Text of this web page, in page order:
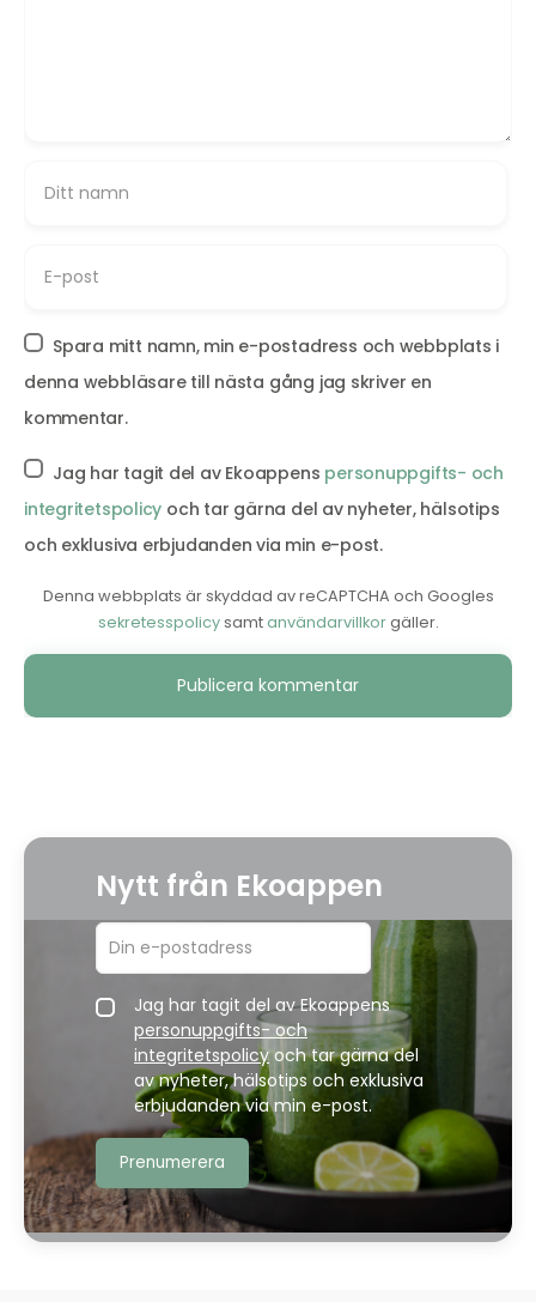
Spara mitt namn, min e-postadress och webbplats i
denna webbläsare till nästa gång jag skriver en
kommentar.
Jag har tagit del av Ekoappens personuppgifts- och
integritetspolicy och tar gärna del av nyheter, hälsotips
och exklusiva erbjudanden via min e-post.
Denna webbplats är skyddad av reCAPTCHA och Googles
sekretesspolicysamtanvändarvillkorgäller.
Alternative:
Nytt från Ekoappen
Jag har tagit del av Ekoappens
personuppgifts- och
integritetspolicyoch tar gärna del
av nyheter, hälsotips och exklusiva
erbjudanden via min e-post.